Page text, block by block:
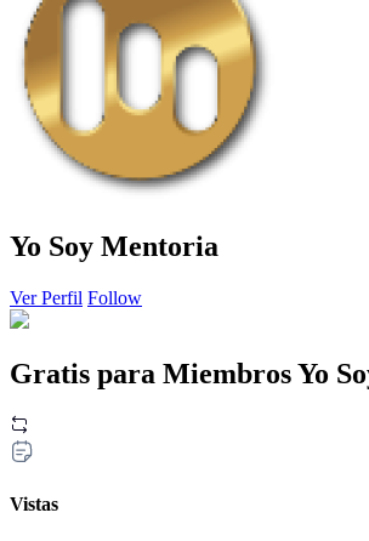
Yo Soy Mentoria
Ver Perfil Follow
Gratis para Miembros Yo
Vistas